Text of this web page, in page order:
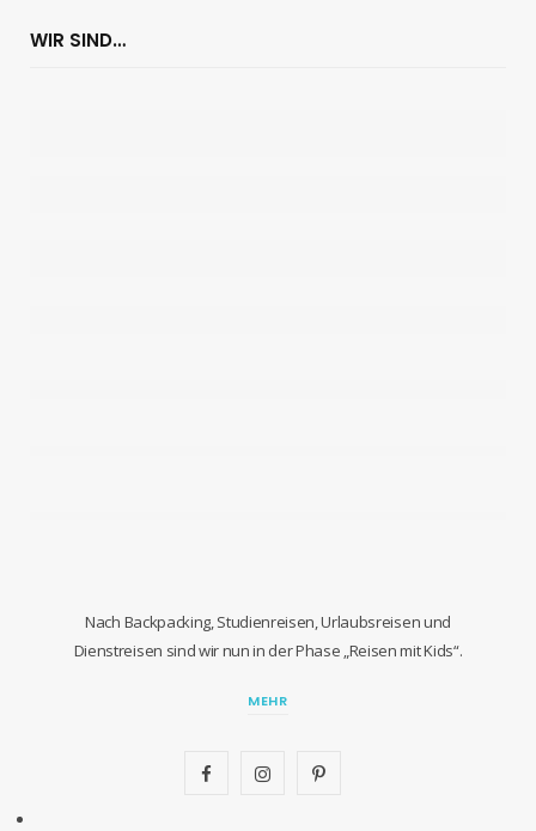
WIR SIND…
Nach Backpacking, Studienreisen, Urlaubsreisen und
Dienstreisen sind wir nun in der Phase „Reisen mit Kids“.
MEHR
F
I
P